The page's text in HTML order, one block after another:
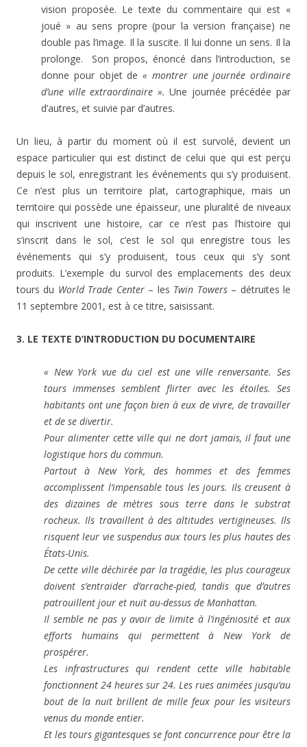
vision proposée. Le texte du commentaire qui est «
joué » au sens propre (pour la version française) ne
double pas l’image. Il la suscite. Il lui donne un sens. Il la
prolonge. Son propos, énoncé dans l’introduction, se
donne pour objet de « montrer une journée ordinaire
d’une ville extraordinaire ».Une journée précédée par
d’autres, et suivie par d’autres.
Un lieu, à partir du moment où il est survolé, devient un
espace particulier qui est distinct de celui que qui est perçu
depuis le sol, enregistrant les événements qui s’y produisent.
Ce n’est plus un territoire plat, cartographique, mais un
territoire qui possède une épaisseur, une pluralité de niveaux
qui inscrivent une histoire, car ce n’est pas l’histoire qui
s’inscrit dans le sol, c’est le sol qui enregistre tous les
événements qui s’y produisent, tous ceux qui s’y sont
produits. L’exemple du survol des emplacements des deux
tours du World Trade Center– les Twin Towers– détruites le
11 septembre 2001, est à ce titre, saisissant.
3. LE TEXTE D’INTRODUCTION DU DOCUMENTAIRE
« New York vue du ciel est une ville renversante. Ses
tours immenses semblent flirter avec les étoiles. Ses
habitants ont une façon bien à eux de vivre, de travailler
et de se divertir.
Pour alimenter cette ville qui ne dort jamais, il faut une
logistique hors du commun.
Partout à New York, des hommes et des femmes
accomplissent l’impensable tous les jours. Ils creusent à
des dizaines de mètres sous terre dans le substrat
rocheux. Ils travaillent à des altitudes vertigineuses. Ils
risquent leur vie suspendus aux tours les plus hautes des
États-Unis.
De cette ville déchirée par la tragédie, les plus courageux
doivent s’entraider d’arrache-pied, tandis que d’autres
patrouillent jour et nuit au-dessus de Manhattan.
Il semble ne pas y avoir de limite à l’ingéniosité et aux
efforts humains qui permettent à New York de
prospérer.
Les infrastructures qui rendent cette ville habitable
fonctionnent 24 heures sur 24. Les rues animées jusqu’au
bout de la nuit brillent de mille feux pour les visiteurs
venus du monde entier.
Et les tours gigantesques se font concurrence pour être la